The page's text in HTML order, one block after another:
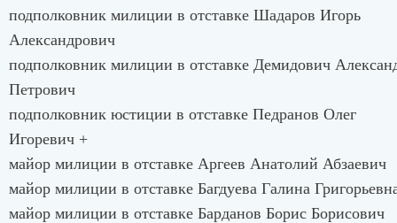
подполковник милиции в отставке Шадаров Игорь
Александрович
подполковник милиции в отставке Демидович
Петрович
подполковник юстиции в отставке Педранов Олег
Игоревич +
майор милиции в отставке Аргеев Анатолий Абзаевич
майор милиции в отставке Багдуева Галина
майор милиции в отставке Барданов Борис Борисович